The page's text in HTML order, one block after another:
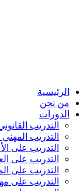
الرئيسية
من نحن
الدورات
التدريب
التدريب المهني
التدريب على
التدريب على
التدريب على
التدريب على